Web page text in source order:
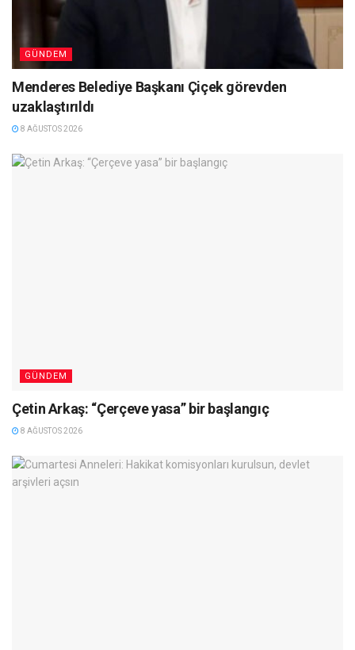
GÜNDEM
Menderes Belediye Başkanı Çiçek görevden
uzaklaştırıldı
8 AĞUSTOS 2026
GÜNDEM
Çetin Arkaş: “Çerçeve yasa” bir başlangıç
8 AĞUSTOS 2026